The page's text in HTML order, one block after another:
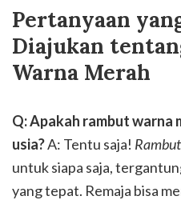
Pertanyaan
Diajukan
Warna Merah
Q: Apakah rambut warna
usia?A: Tentu saja!
untuk siapa saja,
yang tepat. Remaja bisa